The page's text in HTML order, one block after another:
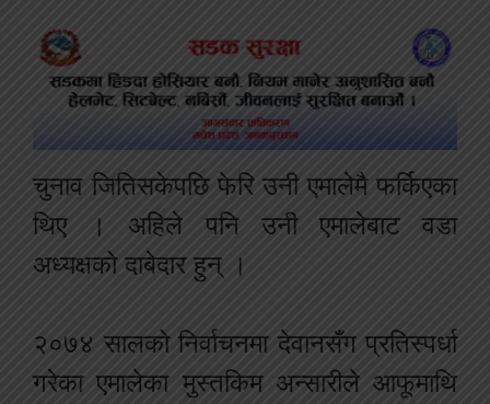
चुनाव जितिसकेपछि फेरि उनी एमालेमै फर्किएका
थिए । अहिले पनि उनी एमालेबाट वडा
अध्यक्षको दाबेदार हुन् ।
२०७४ सालको निर्वाचनमा देवानसँग प्रतिस्पर्धा
गरेका एमालेका मुस्तकिम अन्सारीले आफूमाथि